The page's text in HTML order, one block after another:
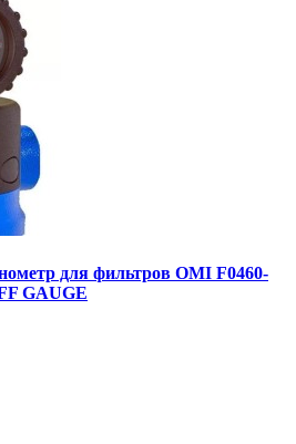
для фильтров OMI F0460-
GAUGE